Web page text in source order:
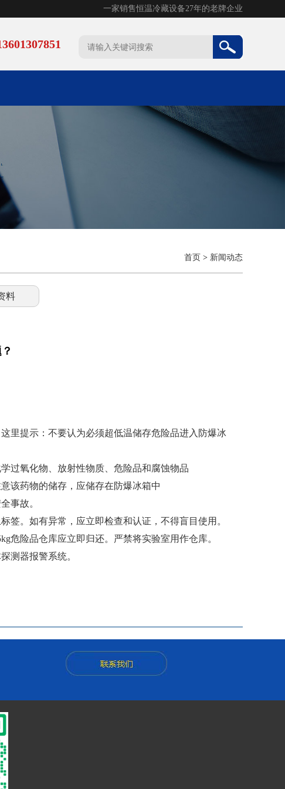
一家销售恒温冷藏设备27年的老牌企业
首页 > 新闻动态
料
里提示：不要认为必须超低温储存危险品进入防爆冰
过氧化物、放射性物质、危险品和腐蚀物品
该药物的储存，应储存在防爆冰箱中
事故。
签。如有异常，应立即检查和认证，不得盲目使用。
危险品仓库应立即归还。严禁将实验室用作仓库。
测器报警系统。